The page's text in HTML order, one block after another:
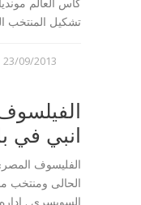
تشكيل المنتخب
23/09/2013
انبي في
الفليسوف
الحالى ومنتخب
السويسري .